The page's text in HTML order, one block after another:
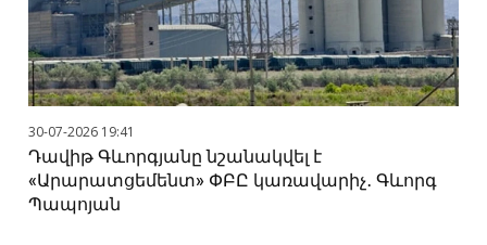
30-07-2026 19:41
Դավիթ Գևորգյանը նշանակվել է
«Արարատցեմենտ» ՓԲԸ կառավարիչ․ Գևորգ
Պապոյան